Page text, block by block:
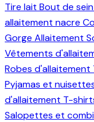
Tire lait Bout de sein
allaitement nacre
Gorge Allaitement
Vêtements
Robes d'allaitement
Pyjamas et
d'allaitement T-
Salopettes et